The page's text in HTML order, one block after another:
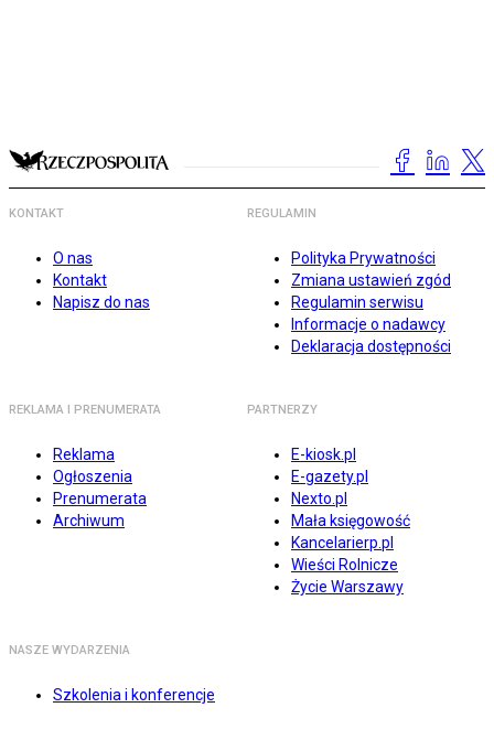
KONTAKT
O nas
Kontakt
Napisz do nas
REGULAMIN
Polityka Prywatności
Zmiana ustawień zgód
Regulamin serwisu
Informacje o nadawcy
Deklaracja dostępności
REKLAMA I PRENUMERATA
Reklama
Ogłoszenia
Prenumerata
Archiwum
PARTNERZY
E-kiosk.pl
E-gazety.pl
Nexto.pl
Mała księgowość
Kancelarierp.pl
Wieści Rolnicze
Życie Warszawy
NASZE WYDARZENIA
Szkolenia i konferencje